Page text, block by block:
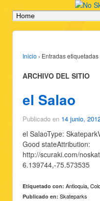
Inicio › Entradas
ARCHIVO DEL SITIO
el Salao
Publicado en 14 junio,
el SalaoType:
Good stateAttribution:
http://scuraki.com/
6.139744,-75.573535
Etiquetado con: Antioquia,
Publicado en: Skateparks